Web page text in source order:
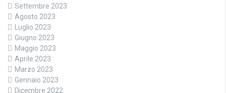
Settembre 2023
Agosto 2023
Luglio 2023
Giugno 2023
Maggio 2023
Aprile 2023
Marzo 2023
Gennaio 2023
Dicembre 2022